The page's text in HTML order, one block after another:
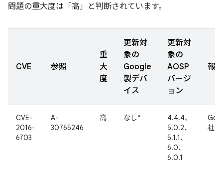
問題の重大度は「高」と判断されています。
CVE 参照
重
大
度
更新対
象の
Google
製デバ
イス
更新対
象の
AOSP
バージ
ョン
報
CVE-
2016-
6703
A-
30765246
高 なし*
4.4.4、
5.0.2、
5.1.1、
6.0、
6.0.1
社内